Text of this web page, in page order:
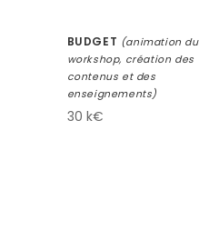
BUDGET (animation du
workshop, création des
contenus et des
enseignements)
30 k€